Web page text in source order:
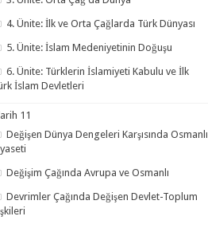
4. Ünite: İlk ve Orta Çağlarda Türk Dünyası
5. Ünite: İslam Medeniyetinin Doğuşu
6. Ünite: Türklerin İslamiyeti Kabulu ve İlk
İslam Devletleri
11
Değişen Dünya Dengeleri Karşısında Osmanlı
Değişim Çağında Avrupa ve Osmanlı
Devrimler Çağında Değişen Devlet-Toplum